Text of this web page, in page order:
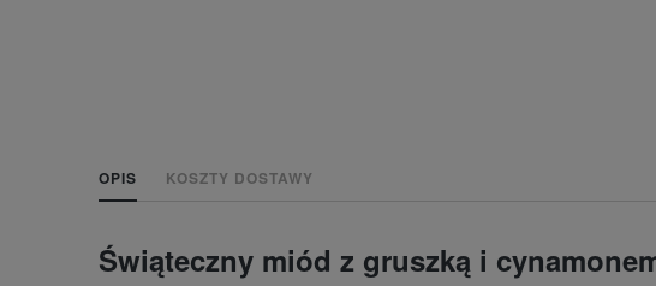
OPIS KOSZTY DOSTAWY
Świąteczny miód z gruszką i